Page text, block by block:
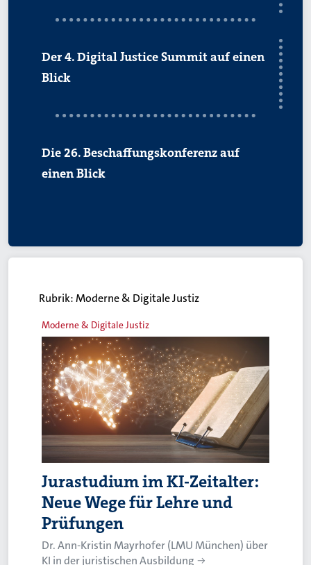
Der 4. Digital Justice Summit auf einen
Blick
Die 26. Beschaffungskonferenz auf
einen Blick
Rubrik:Moderne & Digitale Justiz
Moderne & Digitale Justiz
Jurastudium im KI-Zeitalter:
Neue Wege für Lehre und
Prüfungen
Dr. Ann-Kristin Mayrhofer (LMU München) über
KI in der juristischen Ausbildung